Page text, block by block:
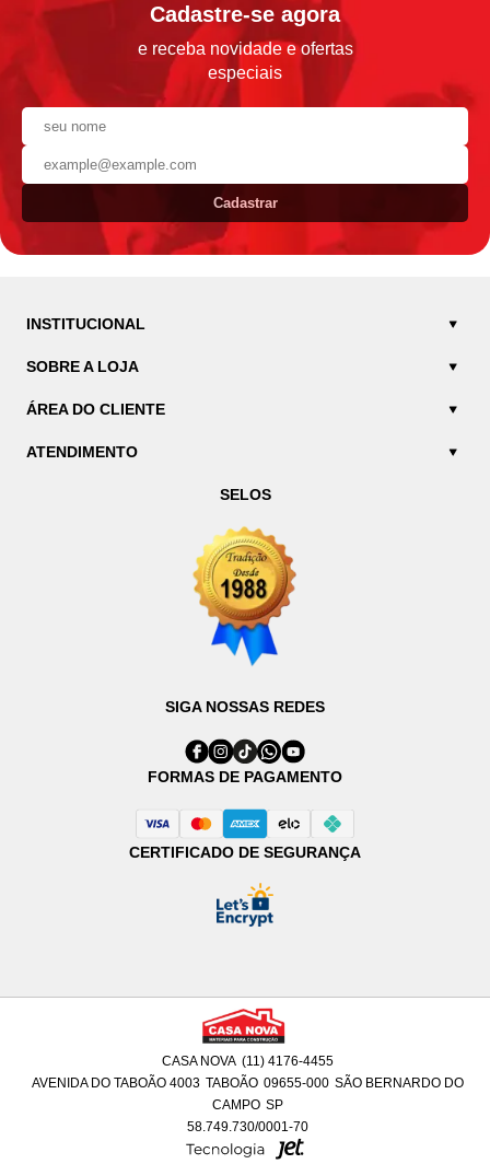
Cadastre-se agora
e receba novidade e ofertas
especiais
Cadastrar
INSTITUCIONAL
SOBRE A LOJA
ÁREA DO CLIENTE
ATENDIMENTO
SELOS
SIGA NOSSAS REDES
FORMAS DE PAGAMENTO
CERTIFICADO DE SEGURANÇA
CASA NOVA (11) 4176-4455
AVENIDA DO TABOÃO 4003 TABOÃO 09655-000 SÃO BERNARDO DO
CAMPO SP
58.749.730/0001-70